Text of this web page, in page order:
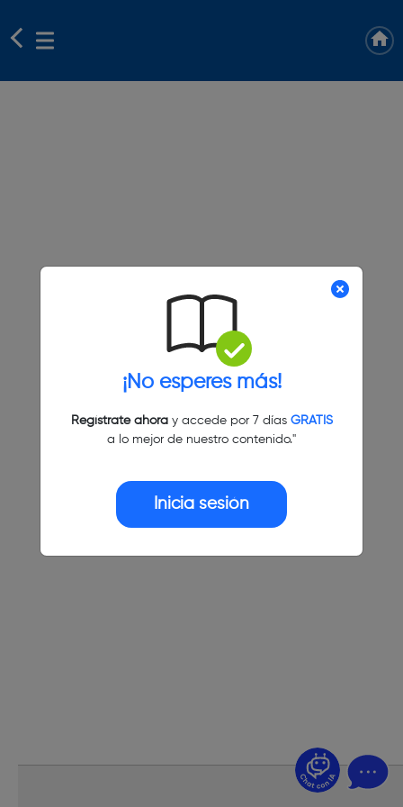
¡No esperes más!
Regístrate ahoray accede por 7 días GRATIS
a lo mejor de nuestro contenido."
Inicia sesión